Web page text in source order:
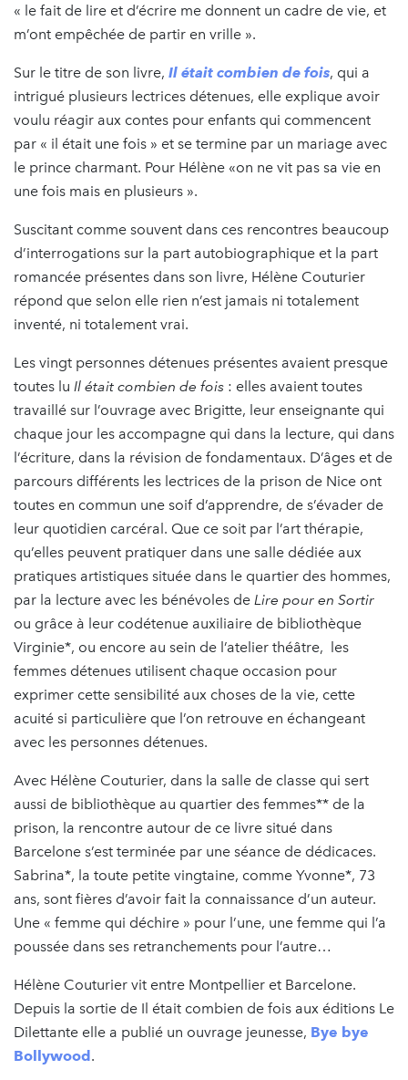
« le fait de lire et d’écrire me donnent un cadre de vie, et
m’ont empêchée de partir en vrille ».
Sur le titre de son livre, Il était combien de fois, qui a
intrigué plusieurs lectrices détenues, elle explique avoir
voulu réagir aux contes pour enfants qui commencent
par « il était une fois » et se termine par un mariage avec
le prince charmant. Pour Hélène «on ne vit pas sa vie en
une fois mais en plusieurs ».
Suscitant comme souvent dans ces rencontres beaucoup
d’interrogations sur la part autobiographique et la part
romancée présentes dans son livre, Hélène Couturier
répond que selon elle rien n’est jamais ni totalement
inventé, ni totalement vrai.
Les vingt personnes détenues présentes avaient presque
toutes lu Il était combien de fois : elles avaient toutes
travaillé sur l’ouvrage avec Brigitte, leur enseignante qui
chaque jour les accompagne qui dans la lecture, qui dans
l’écriture, dans la révision de fondamentaux. D’âges et de
parcours différents les lectrices de la prison de Nice ont
toutes en commun une soif d’apprendre, de s’évader de
leur quotidien carcéral. Que ce soit par l’art thérapie,
qu’elles peuvent pratiquer dans une salle dédiée aux
pratiques artistiques située dans le quartier des hommes,
par la lecture avec les bénévoles de Lire pour en Sortir
ou grâce à leur codétenue auxiliaire de bibliothèque
Virginie*, ou encore au sein de l’atelier théâtre, les
femmes détenues utilisent chaque occasion pour
exprimer cette sensibilité aux choses de la vie, cette
acuité si particulière que l’on retrouve en échangeant
avec les personnes détenues.
Avec Hélène Couturier, dans la salle de classe qui sert
aussi de bibliothèque au quartier des femmes** de la
prison, la rencontre autour de ce livre situé dans
Barcelone s’est terminée par une séance de dédicaces.
Sabrina*, la toute petite vingtaine, comme Yvonne*, 73
ans, sont fières d’avoir fait la connaissance d’un auteur.
Une « femme qui déchire » pour l’une, une femme qui l’a
poussée dans ses retranchements pour l’autre…
Hélène Couturier vit entre Montpellier et Barcelone.
Depuis la sortie de Il était combien de fois aux éditions Le
Dilettante elle a publié un ouvrage jeunesse, Bye bye
Bollywood.